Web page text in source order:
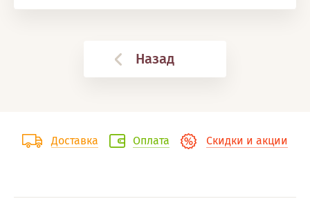
Назад
Доставка Оплата Скидки и акции